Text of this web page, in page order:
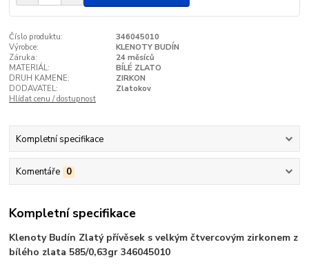
Číslo produktu:
346045010
Výrobce:
KLENOTY BUDÍN
Záruka:
24 měsíců
MATERIÁL:
BÍLÉ ZLATO
DRUH KAMENE:
ZIRKON
DODAVATEL:
Zlatokov
Hlídat cenu / dostupnost
Kompletní specifikace
Komentáře 0
Kompletní specifikace
Klenoty Budín Zlatý přívěsek s velkým čtvercovým zirkonem z
bílého zlata 585/0,63gr 346045010